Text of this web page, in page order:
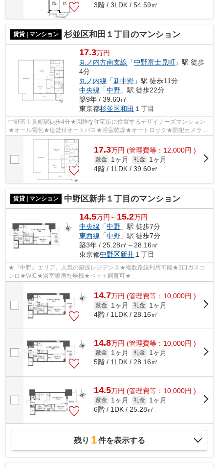
3階 / 3LDK / 54.59㎡
賃貸 | マンション 杉並区和田１丁目のマンション
17.3万円
丸ノ内方南支線 「中野富士見町 」駅 徒歩
4分
丸ノ内線 「新中野 」駅 徒歩11分
中央線 「中野 」駅 徒歩22分
築9年 / 39.60㎡
東京都杉並区和田 １丁目
中野富士見町駅徒歩4分★閑静な住宅街に位置するデザイナーズマンション
★オール電化★追焚付オートバス★浴室乾燥★オートロック★防犯カメラ★
宅配BOX★敷地内ごみ置き場★
17.3万円 (管理費等：12,000円 )
敷金 1ヶ月 礼金
1ヶ月
4階 / 1LDK / 39.60㎡
賃貸 | マンション 中野区新井１丁目のマンション
14.5万円～ 15.2万円
中央線 「中野 」駅 徒歩7分
東西線 「中野 」駅 徒歩7分
築3年 / 25.28㎡～28.16㎡
東京都中野区新井 １丁目
★『中野』エリア、人気の築浅レジデンス★複数路線利用可能★2口ガスコ
ンロ★WIC★浴室暖房乾燥機★ペット飼育可★
14.7万円 (管理費等：10,000円 )
敷金 1ヶ月 礼金
1ヶ月
4階 / 1LDK / 28.16㎡
14.8万円 (管理費等：10,000円 )
敷金 1ヶ月 礼金
1ヶ月
5階 / 1LDK / 28.16㎡
14.5万円 (管理費等：10,000円 )
敷金 1ヶ月 礼金
1ヶ月
6階 / 1DK / 25.28㎡
残り 1件を表示する